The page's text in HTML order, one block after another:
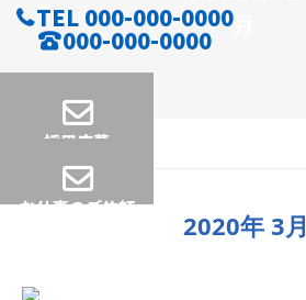
TEL 000-000-0000
000-000-0000
採用応募
お仕事のご依頼
月
2020年 3月